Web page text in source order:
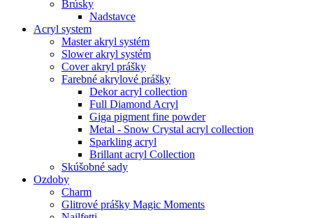
Brúsky
Nadstavce
Acryl system
Master akryl systém
Slower akryl systém
Cover akryl prášky
Farebné akrylové prášky
Dekor acryl collection
Full Diamond Acryl
Giga pigment fine powder
Metal - Snow Crystal acryl collection
Sparkling acryl
Brillant acryl Collection
Skúšobné sady
Ozdoby
Charm
Glitrové prášky Magic Moments